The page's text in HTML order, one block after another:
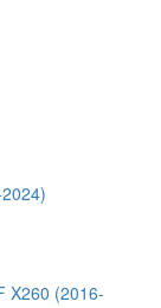
X260 (2016-